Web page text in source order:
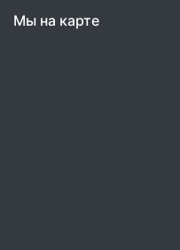
Мы на карте